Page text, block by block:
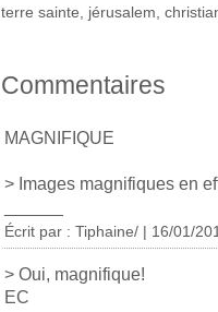
terre sainte
jérusalem
Commentaires
MAGNIFIQUE
> Images magnifiques en
Écrit par : Tiphaine/ | 16/01/
> Oui, magnifique!
EC